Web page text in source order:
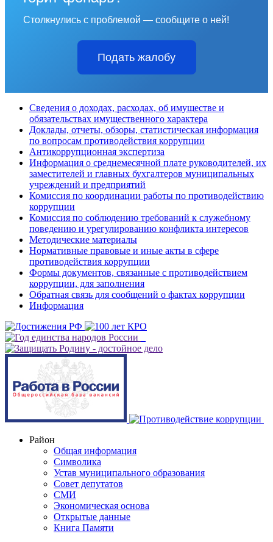
Столкнулись с проблемой — сообщите о ней!
Подать жалобу
Сведения о доходах, расходах, об имуществе и
обязательствах имущественного характера
Доклады, отчеты, обзоры, статистическая информация
по вопросам противодействия коррупции
Антикоррупционная экспертиза
Информация о среднемесячной плате руководителей, их
заместителей и главных бухгалтеров муниципальных
учреждений и предприятий
Комиссия по координации работы по противодействию
коррупции
Комиссия по соблюдению требований к служебному
поведению и урегулированию конфликта интересов
Методические материалы
Нормативные правовые и иные акты в сфере
противодействия коррупции
Формы документов, связанные с противодействием
коррупции, для заполнения
Обратная связь для сообщений о фактах коррупции
Информация
Район
Общая информация
Символика
Устав муниципального образования
Совет депутатов
СМИ
Экономическая основа
Открытые данные
Книга Памяти